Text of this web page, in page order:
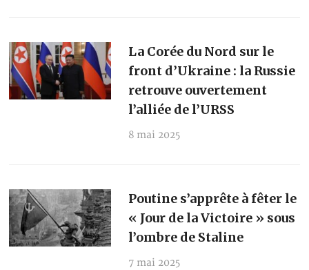
La Corée du Nord sur le
front d’Ukraine : la Russie
retrouve ouvertement
l’alliée de l’URSS
8 mai 2025
Poutine s’apprête à fêter le
« Jour de la Victoire » sous
l’ombre de Staline
7 mai 2025